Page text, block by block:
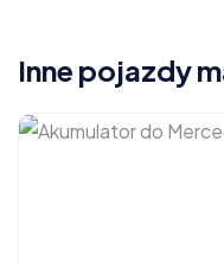
Inne pojazdy